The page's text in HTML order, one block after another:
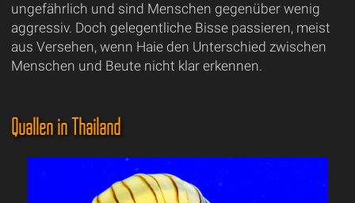
ungefährlich und sind Menschen gegenüber wenig
aggressiv. Doch gelegentliche Bisse passieren, meist
aus Versehen, wenn Haie den Unterschied zwischen
Menschen und Beute nicht klar erkennen.
Quallen in Thailand